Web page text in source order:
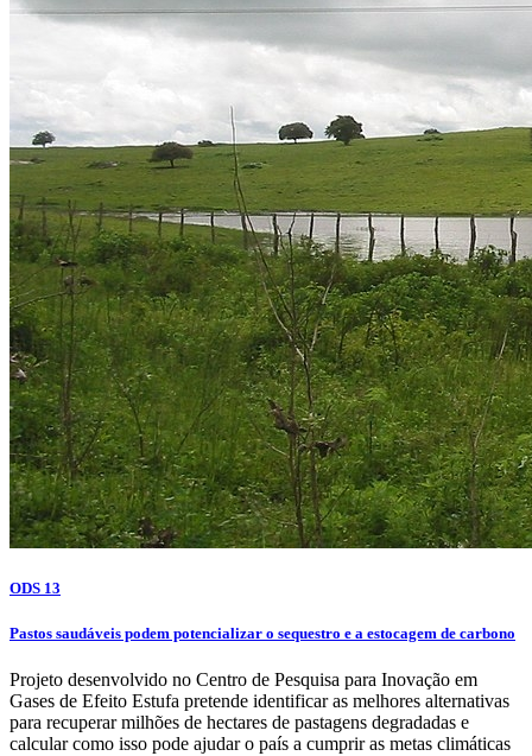
ODS 13
Pastos saudáveis podem potencializar o sequestro e a estocagem de carbono
Projeto desenvolvido no Centro de Pesquisa para Inovação em
Gases de Efeito Estufa pretende identificar as melhores alternativas
para recuperar milhões de hectares de pastagens degradadas e
calcular como isso pode ajudar o país a cumprir as metas climáticas